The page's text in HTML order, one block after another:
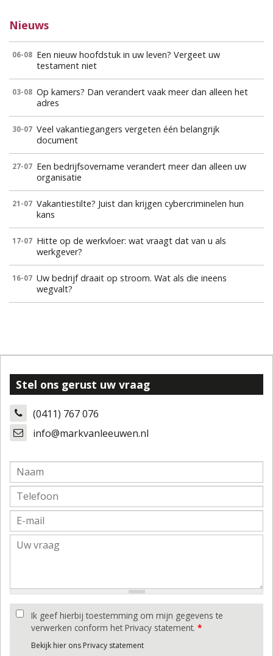
Nieuws
06-08 Een nieuw hoofdstuk in uw leven? Vergeet uw
testament niet
03-08 Op kamers? Dan verandert vaak meer dan alleen het
adres
30-07 Veel vakantiegangers vergeten één belangrijk
document
27-07 Een bedrijfsovername verandert meer dan alleen uw
organisatie
21-07 Vakantiestilte? Juist dan krijgen cybercriminelen hun
kans
17-07 Hitte op de werkvloer: wat vraagt dat van u als
werkgever?
16-07 Uw bedrijf draait op stroom. Wat als die ineens
wegvalt?
Stel ons gerust uw vraag
(0411) 767 076
info@markvanleeuwen.nl
Ik geef hierbij toestemming om mijn gegevens te
verwerken conform het Privacy statement. *
Bekijk hier ons Privacy statement